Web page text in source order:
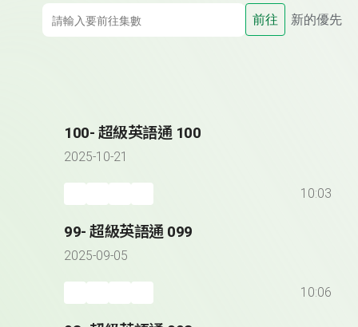
前往 新的優先
100- 超級英語通 100
2025-10-21
10:03
99- 超級英語通 099
2025-09-05
10:06